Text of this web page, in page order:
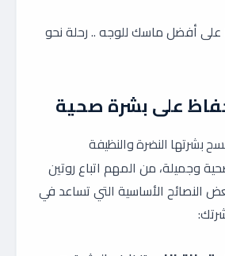
على أفضل ماسك للوجه .. رحلة نحو
على بشرة صحية
بشرتها النضرة والنظيفة
وجميلة، من المهم اتباع روتين
النصائح الأساسية التي تساعد في